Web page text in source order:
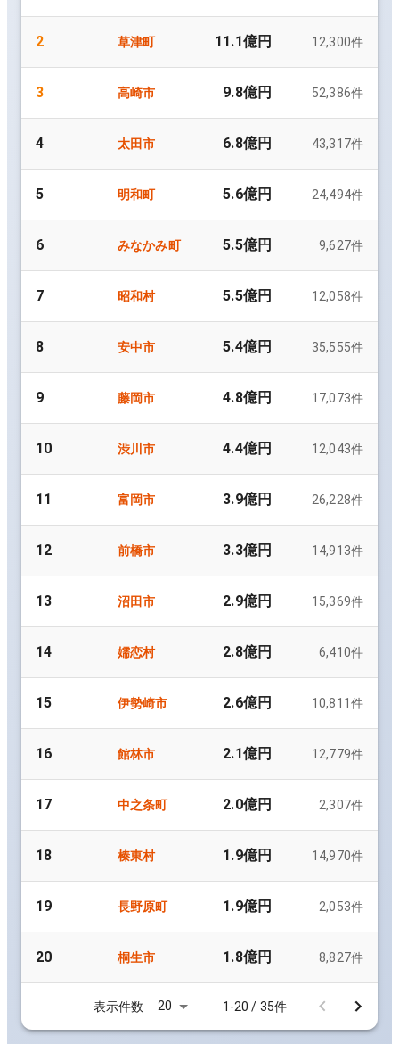
2 草津町 11.1億円 12,300件
3 高崎市 9.8億円 52,386件
4 太田市 6.8億円 43,317件
5 明和町 5.6億円 24,494件
6 みなかみ町 5.5億円 9,627件
7 昭和村 5.5億円 12,058件
8 安中市 5.4億円 35,555件
9 藤岡市 4.8億円 17,073件
10 渋川市 4.4億円 12,043件
11 富岡市 3.9億円 26,228件
12 前橋市 3.3億円 14,913件
13 沼田市 2.9億円 15,369件
14 嬬恋村 2.8億円 6,410件
15 伊勢崎市 2.6億円 10,811 件
16 館林市 2.1億円 12,779件
17 中之条町 2.0億円 2,307件
18 榛東村 1.9億円 14,970件
19 長野原町 1.9億円 2,053件
20 桐生市 1.8億円 8,827件
表示件数 20 1-20 / 35件